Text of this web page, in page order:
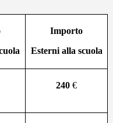
Importo
Esterni alla scuola
240 €